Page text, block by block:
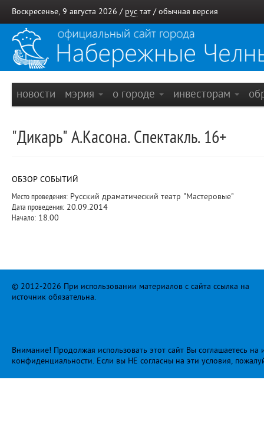
Воскресенье, 9 августа 2026 / рус тат / обычная версия
новости мэрия о городе инвесторам
"Дикарь" А.Касона. Спектакль. 16+
ОБЗОР СОБЫТИЙ
Место проведения: Русский драматический театр "Мастеровые"
Дата проведения: 20.09.2014
Начало: 18.00
© 2012-2026 При использовании материалов с сайта ссылка на
источник обязательна.
Внимание! Продолжая использовать этот сайт Вы соглашаетесь
конфиденциальности. Если вы НЕ согласны на эти условия,